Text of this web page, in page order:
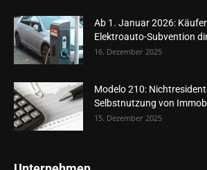
Ab 1. Januar 2026:
Elektroauto-Subvention
16. Dezember 2025
Modelo 210:
Selbstnutzung von
15. Dezember 2025